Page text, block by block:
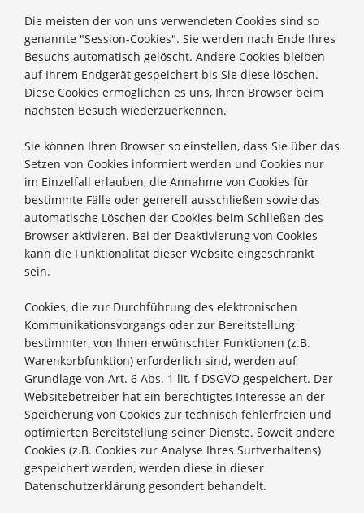
Die meisten der von uns verwendeten Cookies sind so
genannte "Session-Cookies". Sie werden nach Ende Ihres
Besuchs automatisch gelöscht. Andere Cookies bleiben
auf Ihrem Endgerät gespeichert bis Sie diese löschen.
Diese Cookies ermöglichen es uns, Ihren Browser beim
nächsten Besuch wiederzuerkennen.
Sie können Ihren Browser so einstellen, dass Sie über das
Setzen von Cookies informiert werden und Cookies nur
im Einzelfall erlauben, die Annahme von Cookies für
bestimmte Fälle oder generell ausschließen sowie das
automatische Löschen der Cookies beim Schließen des
Browser aktivieren. Bei der Deaktivierung von Cookies
kann die Funktionalität dieser Website eingeschränkt
sein.
Cookies, die zur Durchführung des elektronischen
Kommunikationsvorgangs oder zur Bereitstellung
bestimmter, von Ihnen erwünschter Funktionen (z.B.
Warenkorbfunktion) erforderlich sind, werden auf
Grundlage von Art. 6 Abs. 1 lit. f DSGVO gespeichert. Der
Websitebetreiber hat ein berechtigtes Interesse an der
Speicherung von Cookies zur technisch fehlerfreien und
optimierten Bereitstellung seiner Dienste. Soweit andere
Cookies (z.B. Cookies zur Analyse Ihres Surfverhaltens)
gespeichert werden, werden diese in dieser
Datenschutzerklärung gesondert behandelt.